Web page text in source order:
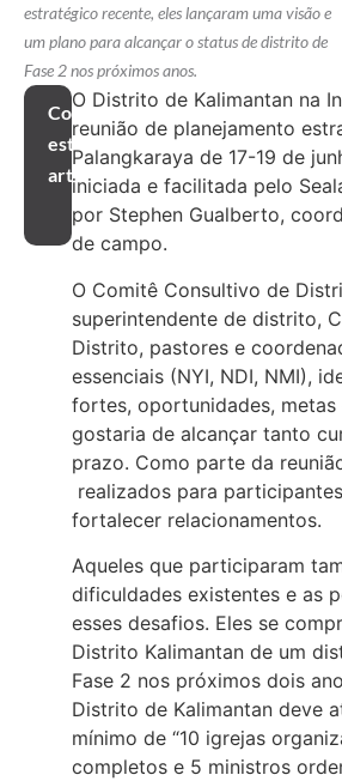
estratégico recente, eles lançaram uma visão e
um plano para alcançar o status de distrito de
Fase 2 nos próximos anos.
Compartilhar
este
artigo
O Distrito de Kalimantan na
reunião de planejamento
Palangkaraya de 17-19 de
iniciada e facilitada pelo
por Stephen Gualberto,
de campo.
O Comitê Consultivo de
superintendente de distrito,
Distrito, pastores e
essenciais (NYI, NDI, NMI),
fortes, oportunidades,
gostaria de alcançar tanto
prazo. Como parte da
realizados para
fortalecer relacionamentos.
Aqueles que participaram
dificuldades existentes e as
esses desafios. Eles se
Distrito Kalimantan de um
Fase 2 nos próximos dois
Distrito de Kalimantan deve
mínimo de “10 igrejas
completos e 5 ministros